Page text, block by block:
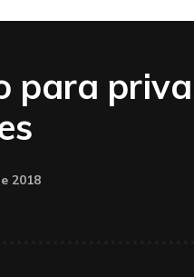
para
2018